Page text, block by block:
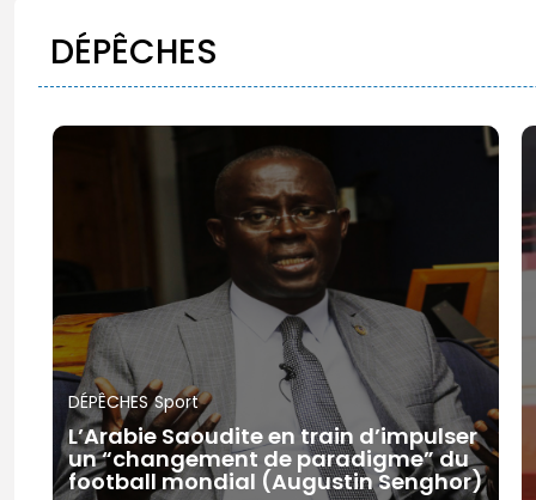
DÉPÊCHES
DÉPÊCHES Sport
L’Arabie Saoudite en train d’impulser
un “changement de paradigme” du
football mondial (Augustin Senghor)